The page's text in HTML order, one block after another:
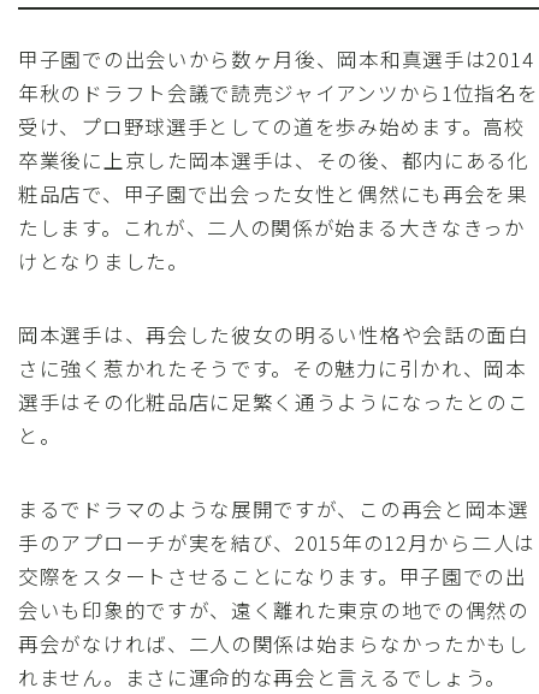
甲子園での出会いから数ヶ月後、岡本和真選手は2014
年秋のドラフト会議で読売ジャイアンツから1位指名を
受け、プロ野球選手としての道を歩み始めます。高校
卒業後に上京した岡本選手は、その後、都内にある化
粧品店で、甲子園で出会った女性と偶然にも再会を果
たします。これが、二人の関係が始まる大きなきっか
けとなりました。
岡本選手は、再会した彼女の明るい性格や会話の面白
さに強く惹かれたそうです。その魅力に引かれ、岡本
選手はその化粧品店に足繁く通うようになったとのこ
と。
まるでドラマのような展開ですが、この再会と岡本選
手のアプローチが実を結び、2015年の12月から二人は
交際をスタートさせることになります。甲子園での出
会いも印象的ですが、遠く離れた東京の地での偶然の
再会がなければ、二人の関係は始まらなかったかもし
れません。まさに運命的な再会と言えるでしょう。